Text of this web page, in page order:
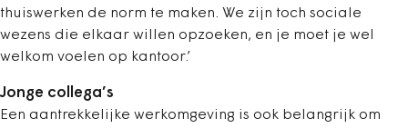
thuiswerken de norm te maken. We zijn toch sociale
wezens die elkaar willen opzoeken, en je moet je wel
welkom voelen op kantoor.’
Jonge collega’s
Een aantrekkelijke werkomgeving is ook belangrijk om